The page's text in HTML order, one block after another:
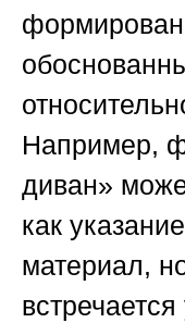
Например,
диван»
как
материал,